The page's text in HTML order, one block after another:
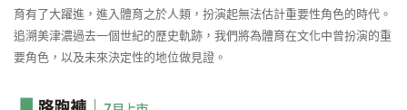
育有了大躍進，進入體育之於人類，扮演起無法估計重要性角色的時代。
追溯美津濃過去一個世紀的歷史軌跡，我們將為體育在文化中曾扮演的重
要角色，以及未來決定性的地位做見證。